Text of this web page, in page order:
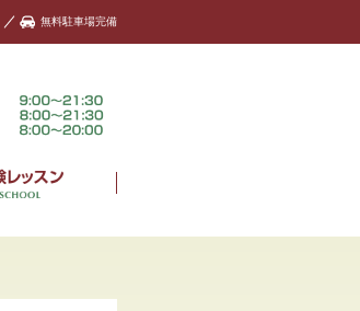
無料駐車場完備